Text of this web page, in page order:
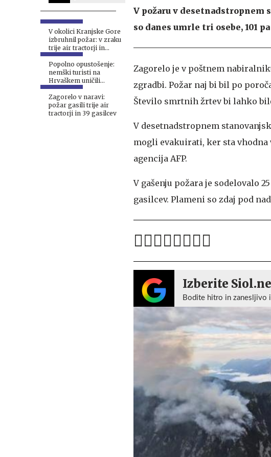
V okolici Kranjske Gore
izbruhnil požar: v zraku
trije air tractorji in
helikopter
Popolno opustošenje:
nemški turisti na
Hrvaškem uničili
apartma #video
Zagorelo v naravi:
požar gasili trije air
tractorji in 39 gasilcev
V požaru v
so danes umrle tri osebe, 101
Zagorelo je v poštnem
zgradbi. Požar naj bi bil po
Število smrtnih žrtev bi lahko
V desetnadstropnem
mogli evakuirati, ker sta
agencija AFP.
V gašenju požara je sodelovalo
gasilcev. Plameni so zdaj pod
Izberite
Bodite hitro in zanesljivo